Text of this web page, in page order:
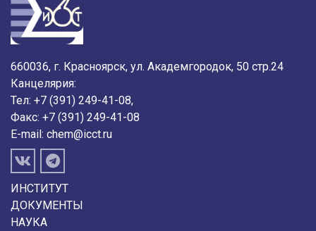
660036, г. Красноярск, ул. Академгородок, 50 стр.24
Канцелярия:
Тел: +7 (391) 249-41-08,
Факс: +7 (391) 249-41-08
E-mail: chem@icct.ru
ИНСТИТУТ
ДОКУМЕНТЫ
НАУКА